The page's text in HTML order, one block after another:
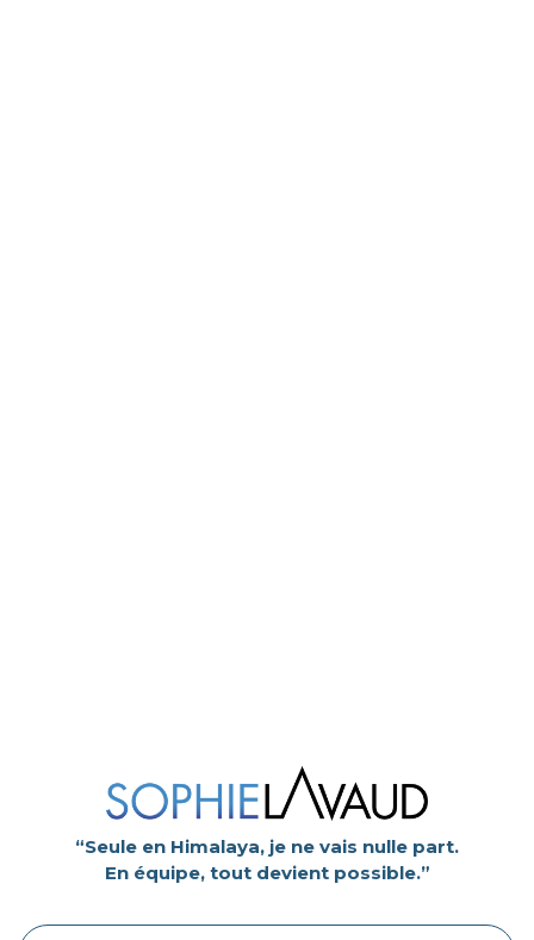
“Seule en Himalaya, je ne vais nulle part.
En équipe, tout devient possible.”